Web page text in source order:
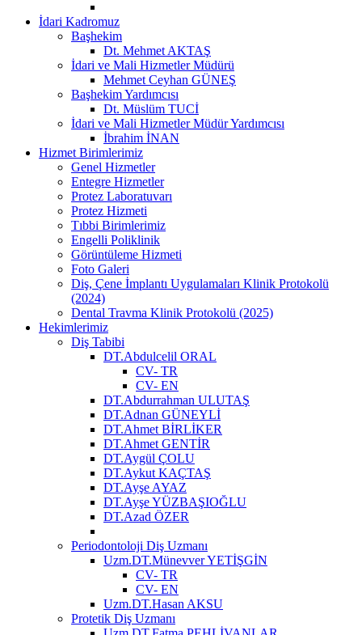
İdari Kadromuz
Başhekim
Dt. Mehmet AKTAŞ
İdari ve Mali Hizmetler Müdürü
Mehmet Ceyhan GÜNEŞ
Başhekim Yardımcısı
Dt. Müslüm TUCİ
İdari ve Mali Hizmetler Müdür Yardımcısı
İbrahim İNAN
Hizmet Birimlerimiz
Genel Hizmetler
Entegre Hizmetler
Protez Laboratuvarı
Protez Hizmeti
Tıbbi Birimlerimiz
Engelli Poliklinik
Görüntüleme Hizmeti
Foto Galeri
Diş, Çene İmplantı Uygulamaları Klinik Protokolü
(2024)
Dental Travma Klinik Protokolü (2025)
Hekimlerimiz
Diş Tabibi
DT.Abdulcelil ORAL
CV- TR
CV- EN
DT.Abdurrahman ULUTAŞ
DT.Adnan GÜNEYLİ
DT.Ahmet BİRLİKER
DT.Ahmet GENTİR
DT.Aygül ÇOLU
DT.Aykut KAÇTAŞ
DT.Ayşe AYAZ
DT.Ayşe YÜZBAŞIOĞLU
DT.Azad ÖZER
Periodontoloji Diş Uzmanı
Uzm.DT.Münevver YETİŞGİN
CV- TR
CV- EN
Uzm.DT.Hasan AKSU
Protetik Diş Uzmanı